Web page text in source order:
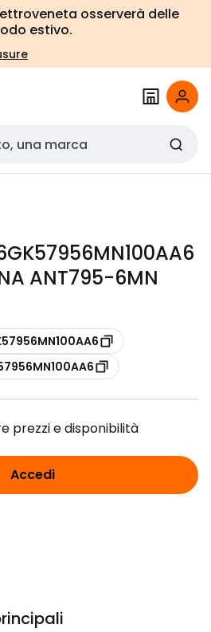
osserverà delle
estivo.
ANT795-6MN
prezzi e disponibilità
Accedi